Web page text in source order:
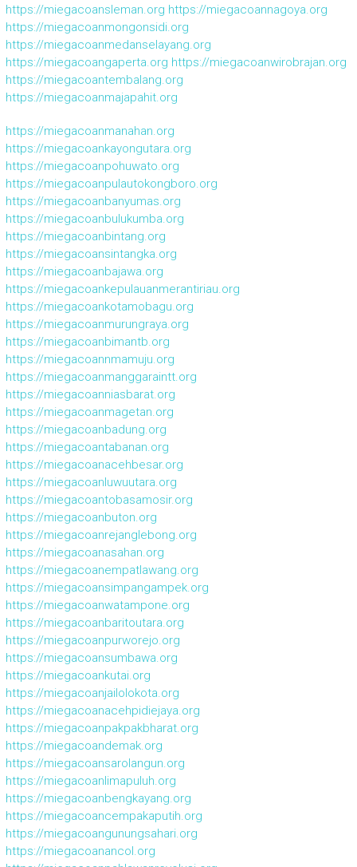
https://miegacoansleman.org https://miegacoannagoya.org
https://miegacoanmongonsidi.org
https://miegacoanmedanselayang.org
https://miegacoangaperta.org https://miegacoanwirobrajan.org
https://miegacoantembalang.org
https://miegacoanmajapahit.org
https://miegacoanmanahan.org
https://miegacoankayongutara.org
https://miegacoanpohuwato.org
https://miegacoanpulautokongboro.org
https://miegacoanbanyumas.org
https://miegacoanbulukumba.org
https://miegacoanbintang.org
https://miegacoansintangka.org
https://miegacoanbajawa.org
https://miegacoankepulauanmerantiriau.org
https://miegacoankotamobagu.org
https://miegacoanmurungraya.org
https://miegacoanbimantb.org
https://miegacoannmamuju.org
https://miegacoanmanggaraintt.org
https://miegacoanniasbarat.org
https://miegacoanmagetan.org
https://miegacoanbadung.org
https://miegacoantabanan.org
https://miegacoanacehbesar.org
https://miegacoanluwuutara.org
https://miegacoantobasamosir.org
https://miegacoanbuton.org
https://miegacoanrejanglebong.org
https://miegacoanasahan.org
https://miegacoanempatlawang.org
https://miegacoansimpangampek.org
https://miegacoanwatampone.org
https://miegacoanbaritoutara.org
https://miegacoanpurworejo.org
https://miegacoansumbawa.org
https://miegacoankutai.org
https://miegacoanjailolokota.org
https://miegacoanacehpidiejaya.org
https://miegacoanpakpakbharat.org
https://miegacoandemak.org
https://miegacoansarolangun.org
https://miegacoanlimapuluh.org
https://miegacoanbengkayang.org
https://miegacoancempakaputih.org
https://miegacoangunungsahari.org
https://miegacoanancol.org